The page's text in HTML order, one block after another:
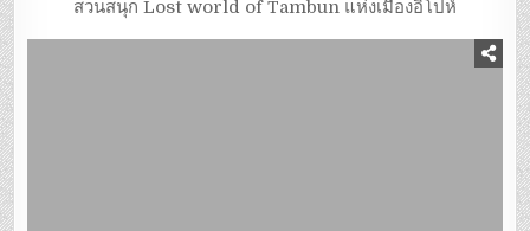
สวนสนุก Lost world of Tambun แห่งเมืองอิโปห์